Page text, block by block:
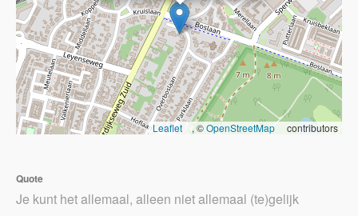
Leaflet , ©OpenStreetMap contributors
Quote
Je kunt het allemaal, alleen niet allemaal (te)gelijk